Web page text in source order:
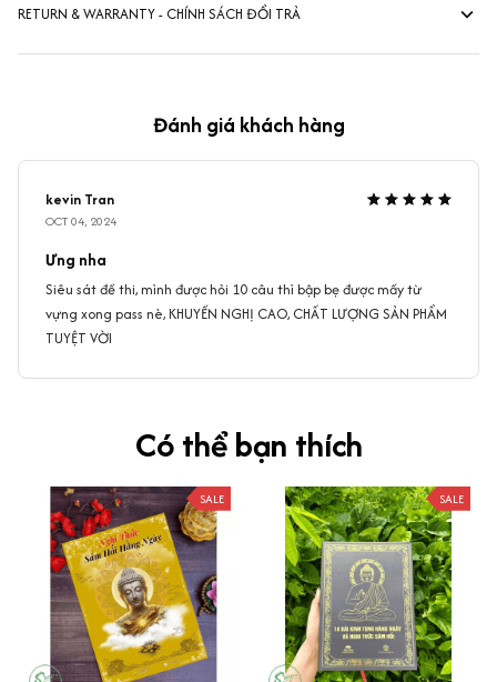
RETURN & WARRANTY - CHÍNH SÁCH ĐỔI TRẢ
Đánh giá khách hàng
kevin Tran
OCT 04, 2024
Ưng nha
Siêu sát đề thi, mình được hỏi 10 câu thì bập bẹ được mấy từ
vựng xong pass nè, KHUYẾN NGHỊ CAO, CHẤT LƯỢNG SẢN PHẨM
TUYỆT VỜI
Có thể bạn thích
SALE SALE